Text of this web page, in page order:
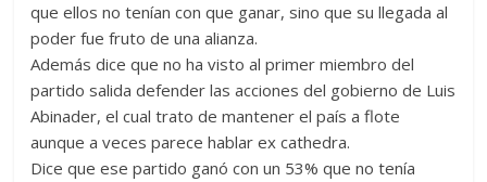
que ellos no tenían con que ganar, sino que su llegada al
poder fue fruto de una alianza.
Además dice que no ha visto al primer miembro del
partido salida defender las acciones del gobierno de Luis
Abinader, el cual trato de mantener el país a flote
aunque a veces parece hablar ex cathedra.
Dice que ese partido ganó con un 53% que no tenía